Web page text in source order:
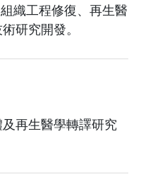
織工程修復、再生醫
研究開發。
再生醫學轉譯研究